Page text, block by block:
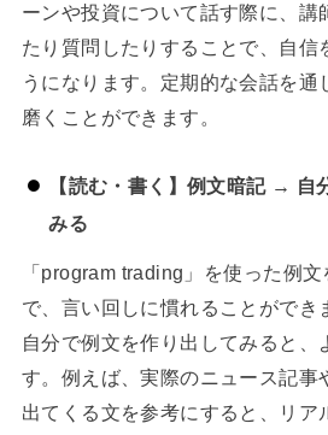
ーンや投資について話す際に、講
たり質問したりすることで、自信
うになります。定期的な会話を通
磨くことができます。
【読む・書く】例文暗記 → 自
みる
「program trading」を使った例
で、言い回しに慣れることができ
自分で例文を作り出してみると、
す。例えば、実際のニュース記事
出てくる文を参考にすると、リア